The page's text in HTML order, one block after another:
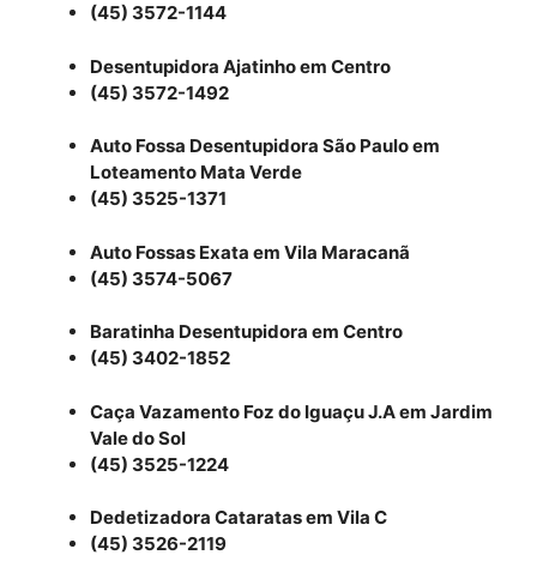
(45) 3572-1144
Desentupidora Ajatinho em Centro
(45) 3572-1492
Auto Fossa Desentupidora São Paulo em
Loteamento Mata Verde
(45) 3525-1371
Auto Fossas Exata em Vila Maracanã
(45) 3574-5067
Baratinha Desentupidora em Centro
(45) 3402-1852
Caça Vazamento Foz do Iguaçu J.A em Jardim
Vale do Sol
(45) 3525-1224
Dedetizadora Cataratas em Vila C
(45) 3526-2119